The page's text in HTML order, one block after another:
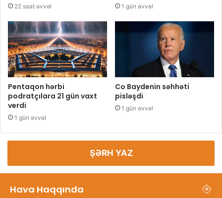
22 saat əvvəl 1 gün əvvəl
Pentaqon hərbi
podratçılara 21 gün vaxt
verdi
1 gün əvvəl
Co Baydenin səhhəti
pisləşdi
1 gün əvvəl
ŞƏRH YAZ
Hava Haqqında